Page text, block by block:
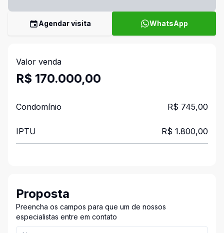
Agendar visita WhatsApp
Valor venda
R$ 170.000,00
Condomínio R$ 745,00
IPTU R$ 1.800,00
Proposta
Preencha os campos para que um de nossos
especialistas entre em contato